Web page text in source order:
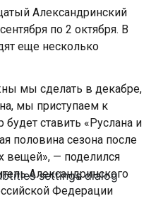
settings dialog
Александринский
по 2 октября. В
еще несколько
мы сделать в декабре,
мы приступаем к
ставить «Руслана и
половина сезона после
вещей», — поделился
Александринского
Федерации